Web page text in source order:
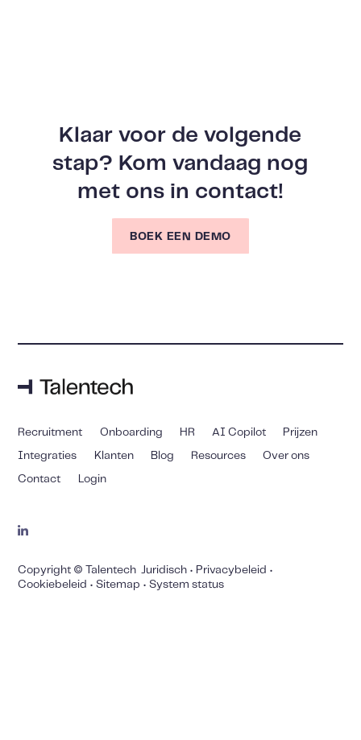
Klaar voor de volgende
stap? Kom vandaag nog
met ons in contact!
BOEK EEN DEMO
Recruitment Onboarding HR AI Copilot Prijzen
Integraties Klanten Blog Resources Over ons
Contact Login
Copyright © TalentechJuridisch • Privacybeleid •
Cookiebeleid •Sitemap •System status